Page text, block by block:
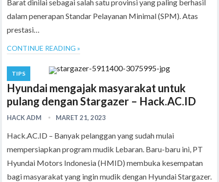
Barat dinilai sebagai salah satu provinsi yang paling berhasil
dalam penerapan Standar Pelayanan Minimal (SPM). Atas
prestasi…
CONTINUE READING »
TIPS
Hyundai mengajak masyarakat untuk
pulang dengan Stargazer – Hack.AC.ID
HACK ADM MARET 21, 2023
Hack.AC.ID – Banyak pelanggan yang sudah mulai
mempersiapkan program mudik Lebaran. Baru-baru ini, PT
Hyundai Motors Indonesia (HMID) membuka kesempatan
bagi masyarakat yang ingin mudik dengan Hyundai Stargazer.